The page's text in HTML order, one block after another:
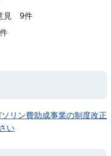
見 9件
リン費助成事業の制度改正
い